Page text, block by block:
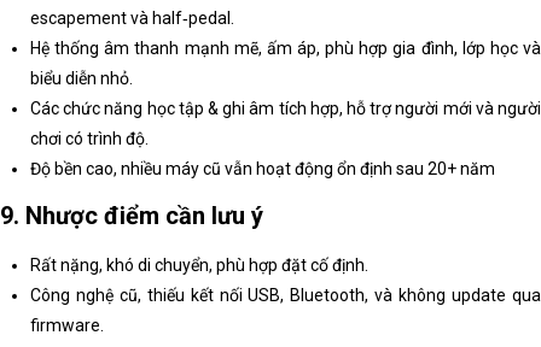
escapement và half‑pedal.
Hệ thống âm thanh mạnh mẽ, ấm áp, phù hợp gia đình, lớp học và
biểu diễn nhỏ.
Các chức năng học tập & ghi âm tích hợp, hỗ trợ người mới và người
chơi có trình độ.
Độ bền cao, nhiều máy cũ vẫn hoạt động ổn định sau 20+ năm
9. Nhược điểm cần lưu ý
Rất nặng, khó di chuyển, phù hợp đặt cố định.
Công nghệ cũ, thiếu kết nối USB, Bluetooth, và không update qua
firmware.